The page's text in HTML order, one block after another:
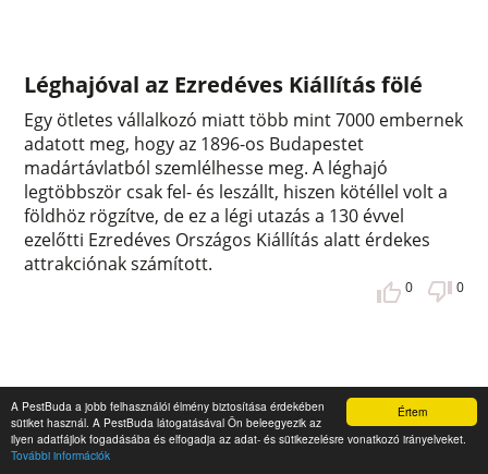
Értem
A PestBuda a jobb felhasználói élmény biztosítása érdekében
sütiket használ. A PestBuda látogatásával Ön beleegyezik az
ilyen adatfájlok fogadásába és elfogadja az adat- és sütikezelésre vonatkozó irányelveket.
További információk
Léghajóval az Ezredéves Kiállítás fölé
Egy ötletes vállalkozó miatt több mint 7000 embernek
adatott meg, hogy az 1896-os Budapestet
madártávlatból szemlélhesse meg. A léghajó
legtöbbször csak fel- és leszállt, hiszen kötéllel volt a
földhöz rögzítve, de ez a légi utazás a 130 évvel
ezelőtti Ezredéves Országos Kiállítás alatt érdekes
attrakciónak számított.
0 0